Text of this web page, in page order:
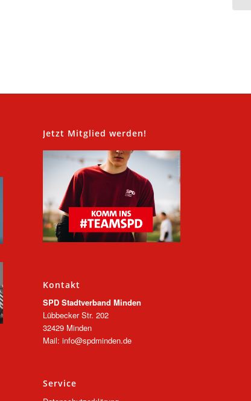
Jetzt Mitglied werden!
Kontakt
SPD Stadtverband Minden
Lübbecker Str. 202
32429 Minden
Mail: info@spdminden.de
Service